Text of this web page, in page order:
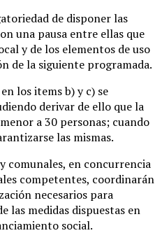
de disponer las
una pausa entre ellas que
y de los elementos de uso
de la siguiente programada.
los items b) y c) se
derivar de ello que la
a 30 personas; cuando
las mismas.
comunales, en concurrencia
competentes, coordinarán
necesarios para
las medidas dispuestas en
social.